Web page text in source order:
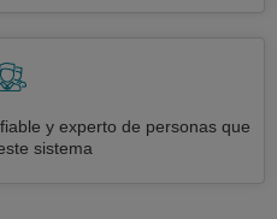
y experto de personas que
sistema